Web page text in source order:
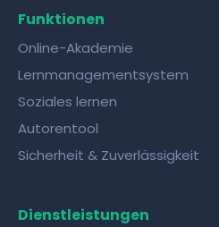
Funktionen
Online-Akademie
Lernmanagementsystem
Soziales lernen
Autorentool
Sicherheit & Zuverlässigkeit
Dienstleistungen